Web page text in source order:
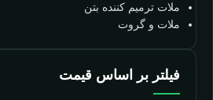
ملات ترمیم کننده بتن
ملات و گروت
فیلتر بر اساس قیمت